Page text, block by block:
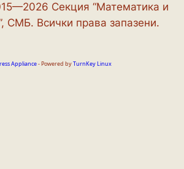
Секция “Математика и
СМБ. Всички права запазени.
Appliance- Powered byTurnKey Linux